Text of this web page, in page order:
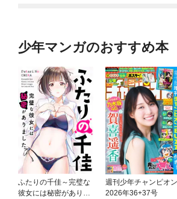
少年マンガのおすすめ本
ふたりの千佳～完璧な
彼女には秘密がありま
週刊少年チャンピオン
2026年36+37号